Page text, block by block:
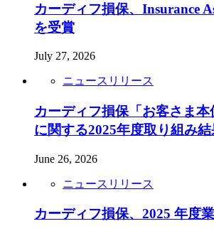
カーディフ損保、Insurance
を受賞
July 27, 2026
ニュースリリース
カーディフ損保「お客さま本
に関する2025年度取り組み
June 26, 2026
ニュースリリース
カーディフ損保、2025 年度